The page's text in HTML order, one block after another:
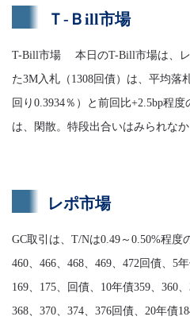
Ｔ-Ｂill市場
T-Bill市場 本日のT-Bill市場は、レ
た3M入札（1308回債）は、平均落
回り0.3934％）と前回比+2.5bp程
は、閑散。特段出合いはみられなか
レポ市場
GC取引は、T/Nは0.49～0.50%程度
460、466、468、469、472回債、5
169、175、回債、10年債359、360、
368、370、374、376回債、20年債